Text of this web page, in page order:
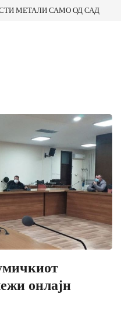
„5-ти Ноември“ во Струмица
онлајн